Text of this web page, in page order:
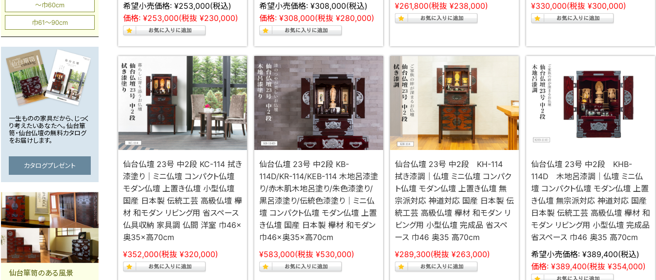
希望小売価格: ¥253,000(税込)
価格: ¥253,000(税抜 ¥230,000)
希望小売価格: ¥308,000(税込)
価格: ¥308,000(税抜 ¥280,000)
¥261,800(税抜 ¥238,000)
¥330,000(税抜 ¥300,000)
仙台仏壇 23号 中2段 KC-114 拭き
漆塗り｜ミニ仏壇 コンパクト仏壇
モダン仏壇 上置き仏壇 小型仏壇
国産 日本製 伝統工芸 高級仏壇 欅
材 和モダン リビング用 省スペース
仏具収納 家具調 仏間 洋室 巾46×
奥35×高70cm
¥352,000(税抜 ¥320,000)
仙台仏壇 23号 中2段 KB-
114D/KR-114/KEB-114 木地呂漆塗
り/赤木肌木地呂塗り/朱色漆塗り/
黒呂漆塗り/伝統色漆塗り｜ミニ仏
壇 コンパクト仏壇 モダン仏壇 上置
き仏壇 国産 日本製 欅材 和モダン
巾46×奥35×高70cm
¥583,000(税抜 ¥530,000)
仙台仏壇 23号 中2段 KH-114
拭き漆調｜仏壇 ミニ仏壇 コンパク
ト仏壇 モダン仏壇 上置き仏壇 無
宗派対応 神道対応 国産 日本製 伝
統工芸 高級仏壇 欅材 和モダン リ
ビング用 小型仏壇 完成品 省スペ
ース 巾46 奥35 高70cm
¥289,300(税抜 ¥263,000)
仙台仏壇 23号 中2段 KHB-
114D 木地呂漆調｜仏壇 ミニ仏
壇 コンパクト仏壇 モダン仏壇 上置
き仏壇 無宗派対応 神道対応 国産
日本製 伝統工芸 高級仏壇 欅材 和
モダン リビング用 小型仏壇 完成品
省スペース 巾46 奥35 高70cm
希望小売価格: ¥389,400(税込)
価格: ¥389,400(税抜 ¥354,000)
～巾60cm
巾61～90cm
一生ものの家具だから、じっく
り考えたいあなたへ。仙台箪
笥・仙台仏壇の無料カタログ
をお届けします。
カタログプレゼント
仙台箪笥のある風景